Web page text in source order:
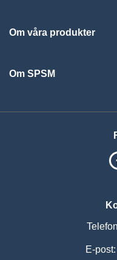
Om våra produkter
Om SPSM
E-post: